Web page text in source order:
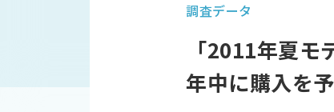
調査データ
「2011年夏
年中に購入を